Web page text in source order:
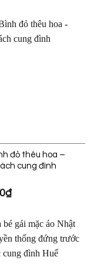
đỏ thêu hoa –
cung đình
₫